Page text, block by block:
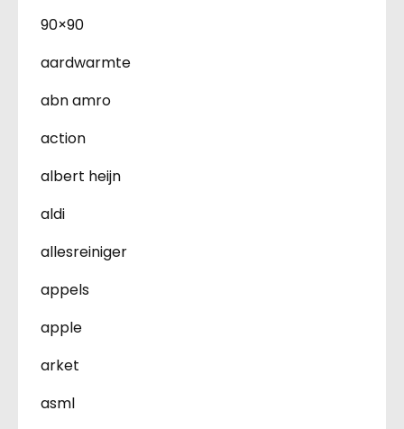
90×90
aardwarmte
abn amro
action
albert heijn
aldi
allesreiniger
appels
apple
arket
asml